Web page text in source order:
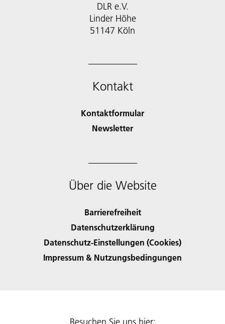
DLR e.V.
Linder Höhe
51147 Köln
Kontakt
Kontaktformular
Newsletter
Über die Website
Barrierefreiheit
Datenschutzerklärung
Datenschutz-Einstellungen (Cookies)
Impressum & Nutzungsbedingungen